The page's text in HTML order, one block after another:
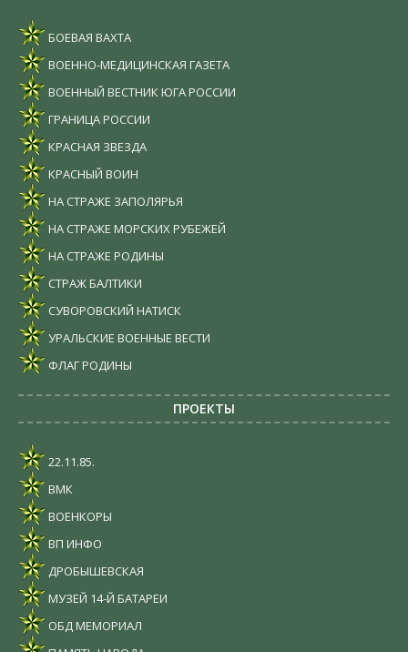
БОЕВАЯ ВАХТА
ВОЕННО-МЕДИЦИНСКАЯ ГАЗЕТА
ВОЕННЫЙ ВЕСТНИК ЮГА РОССИИ
ГРАНИЦА РОССИИ
КРАСНАЯ ЗВЕЗДА
КРАСНЫЙ ВОИН
НА СТРАЖЕ ЗАПОЛЯРЬЯ
НА СТРАЖЕ МОРСКИХ РУБЕЖЕЙ
НА СТРАЖЕ РОДИНЫ
СТРАЖ БАЛТИКИ
СУВОРОВСКИЙ НАТИСК
УРАЛЬСКИЕ ВОЕННЫЕ ВЕСТИ
ФЛАГ РОДИНЫ
ПРОЕКТЫ
22.11.85.
ВМК
ВОЕНКОРЫ
ВП ИНФО
ДРОБЫШЕВСКАЯ
МУЗЕЙ 14-Й БАТАРЕИ
ОБД МЕМОРИАЛ